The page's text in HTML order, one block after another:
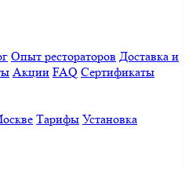
Опыт рестораторов Доставка и
Акции FAQ Сертификаты
Тарифы Установка